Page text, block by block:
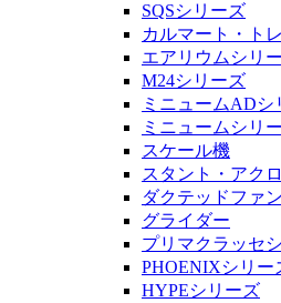
SQSシリーズ
カルマート・ト
エアリウムシリ
M24シリーズ
ミニュームADシ
ミニュームシリ
スケール機
スタント・アク
ダクテッドファ
グライダー
プリマクラッセ
PHOENIXシリー
HYPEシリーズ